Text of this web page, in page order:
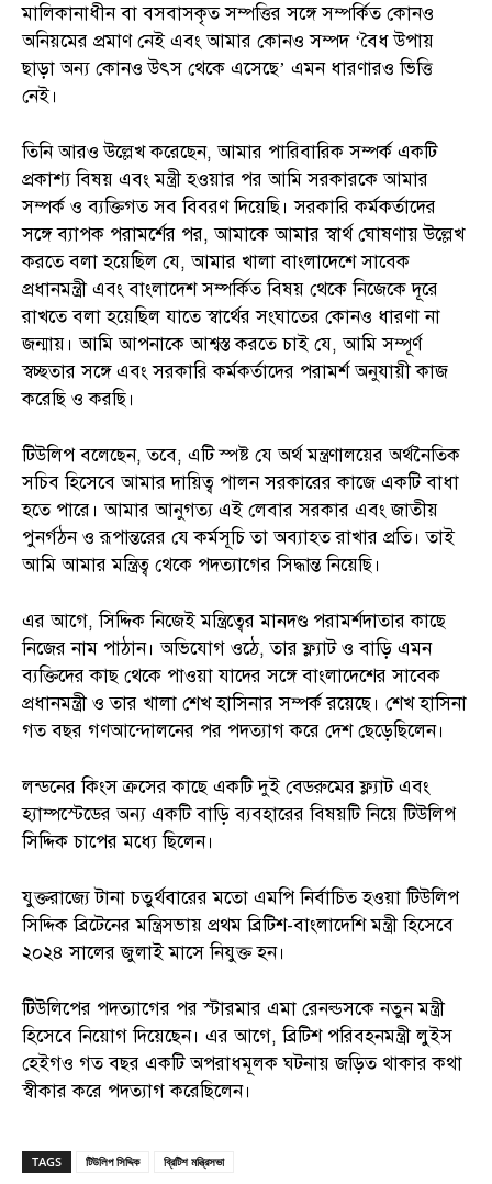
মালিকানাধীন বা বসবাসকৃত সম্পত্তির সঙ্গে সম্পর্কিত কোনও
অনিয়মের প্রমাণ নেই এবং আমার কোনও সম্পদ ‘বৈধ উপায়
ছাড়া অন্য কোনও উৎস থেকে এসেছে’ এমন ধারণারও ভিত্তি
নেই।
তিনি আরও উল্লেখ করেছেন, আমার পারিবারিক সম্পর্ক একটি
প্রকাশ্য বিষয় এবং মন্ত্রী হওয়ার পর আমি সরকারকে আমার
সম্পর্ক ও ব্যক্তিগত সব বিবরণ দিয়েছি। সরকারি কর্মকর্তাদের
সঙ্গে ব্যাপক পরামর্শের পর, আমাকে আমার স্বার্থ ঘোষণায় উল্লেখ
করতে বলা হয়েছিল যে, আমার খালা বাংলাদেশে সাবেক
প্রধানমন্ত্রী এবং বাংলাদেশ সম্পর্কিত বিষয় থেকে নিজেকে দূরে
রাখতে বলা হয়েছিল যাতে স্বার্থের সংঘাতের কোনও ধারণা না
জন্মায়। আমি আপনাকে আশ্বস্ত করতে চাই যে, আমি সম্পূর্ণ
স্বচ্ছতার সঙ্গে এবং সরকারি কর্মকর্তাদের পরামর্শ অনুযায়ী কাজ
করেছি ও করছি।
টিউলিপ বলেছেন, তবে, এটি স্পষ্ট যে অর্থ মন্ত্রণালয়ের অর্থনৈতিক
সচিব হিসেবে আমার দায়িত্ব পালন সরকারের কাজে একটি বাধা
হতে পারে। আমার আনুগত্য এই লেবার সরকার এবং জাতীয়
পুনর্গঠন ও রূপান্তরের যে কর্মসূচি তা অব্যাহত রাখার প্রতি। তাই
আমি আমার মন্ত্রিত্ব থেকে পদত্যাগের সিদ্ধান্ত নিয়েছি।
এর আগে, সিদ্দিক নিজেই মন্ত্রিত্বের মানদণ্ড পরামর্শদাতার কাছে
নিজের নাম পাঠান। অভিযোগ ওঠে, তার ফ্ল্যাট ও বাড়ি এমন
ব্যক্তিদের কাছ থেকে পাওয়া যাদের সঙ্গে বাংলাদেশের সাবেক
প্রধানমন্ত্রী ও তার খালা শেখ হাসিনার সম্পর্ক রয়েছে। শেখ হাসিনা
গত বছর গণআন্দোলনের পর পদত্যাগ করে দেশ ছেড়েছিলেন।
লন্ডনের কিংস ক্রসের কাছে একটি দুই বেডরুমের ফ্ল্যাট এবং
হ্যাম্পস্টেডের অন্য একটি বাড়ি ব্যবহারের বিষয়টি নিয়ে টিউলিপ
সিদ্দিক চাপের মধ্যে ছিলেন।
যুক্তরাজ্যে টানা চতুর্থবারের মতো এমপি নির্বাচিত হওয়া টিউলিপ
সিদ্দিক ব্রিটেনের মন্ত্রিসভায় প্রথম ব্রিটিশ-বাংলাদেশি মন্ত্রী হিসেবে
২০২৪ সালের জুলাই মাসে নিযুক্ত হন।
টিউলিপের পদত্যাগের পর স্টারমার এমা রেনল্ডসকে নতুন মন্ত্রী
হিসেবে নিয়োগ দিয়েছেন। এর আগে, ব্রিটিশ পরিবহনমন্ত্রী লুইস
হেইগও গত বছর একটি অপরাধমূলক ঘটনায় জড়িত থাকার কথা
স্বীকার করে পদত্যাগ করেছিলেন।
TAGS টিউলিপ সিদ্দিক ব্রিটিশ মন্ত্রিসভা